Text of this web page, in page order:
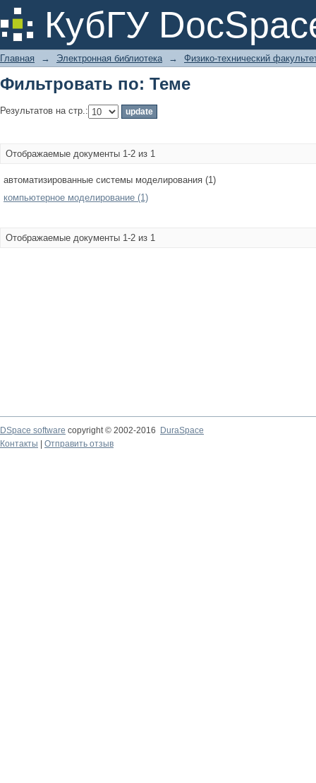
КубГУ
Фильтровать по: Теме
Главная → Электронная библиотека → Физико-технический
Фильтровать по: Теме
Результатов на стр.:
Отображаемые документы 1-2 из 1
автоматизированные системы моделирования (1)
компьютерное моделирование (1)
Отображаемые документы 1-2 из 1
DSpace software copyright © 2002-2016
DuraSpace
Контакты
Отправить отзыв